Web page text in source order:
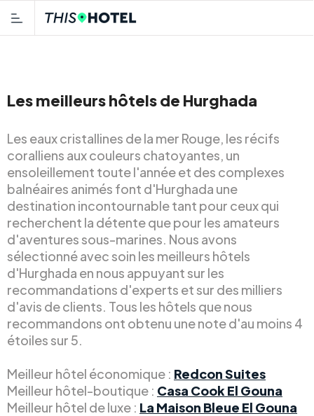
Les meilleurs hôtels de Hurghada
Les eaux cristallines de la mer Rouge, les récifs
coralliens aux couleurs chatoyantes, un
ensoleillement toute l'année et des complexes
balnéaires animés font d'Hurghada une
destination incontournable tant pour ceux qui
recherchent la détente que pour les amateurs
d'aventures sous-marines. Nous avons
sélectionné avec soin les meilleurs hôtels
d'Hurghada en nous appuyant sur les
recommandations d'experts et sur des milliers
d'avis de clients. Tous les hôtels que nous
recommandons ont obtenu une note d'au moins 4
étoiles sur 5.
Meilleur hôtel économique : Redcon Suites
Meilleur hôtel-boutique : Casa Cook El Gouna
Meilleur hôtel de luxe : La Maison Bleue El Gouna